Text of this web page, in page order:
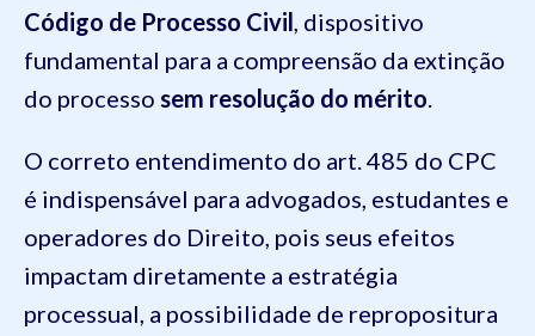
Código de Processo Civil, dispositivo
fundamental para a compreensão da extinção
do processo sem resolução do mérito.
O correto entendimento do art. 485 do CPC
é indispensável para advogados, estudantes e
operadores do Direito, pois seus efeitos
impactam diretamente a estratégia
processual, a possibilidade de repropositura